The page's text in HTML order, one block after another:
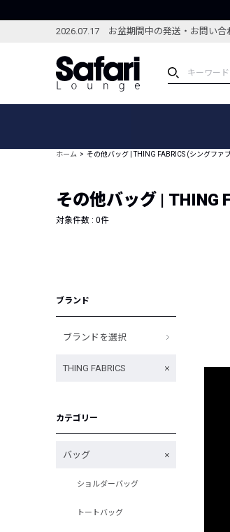
2026.07.17 お盆期間中の発送・お問い合
ブランドから探す
新着アイテム
編集部のおすすめアイテム
ホーム その他バッグ | THING FABRICS (シングファ
その他バッグ | THING
対象件数 : 0件
ブランド
ブランドを選択
THING FABRICS
カテゴリー
バッグ
ショルダーバッグ
トートバッグ